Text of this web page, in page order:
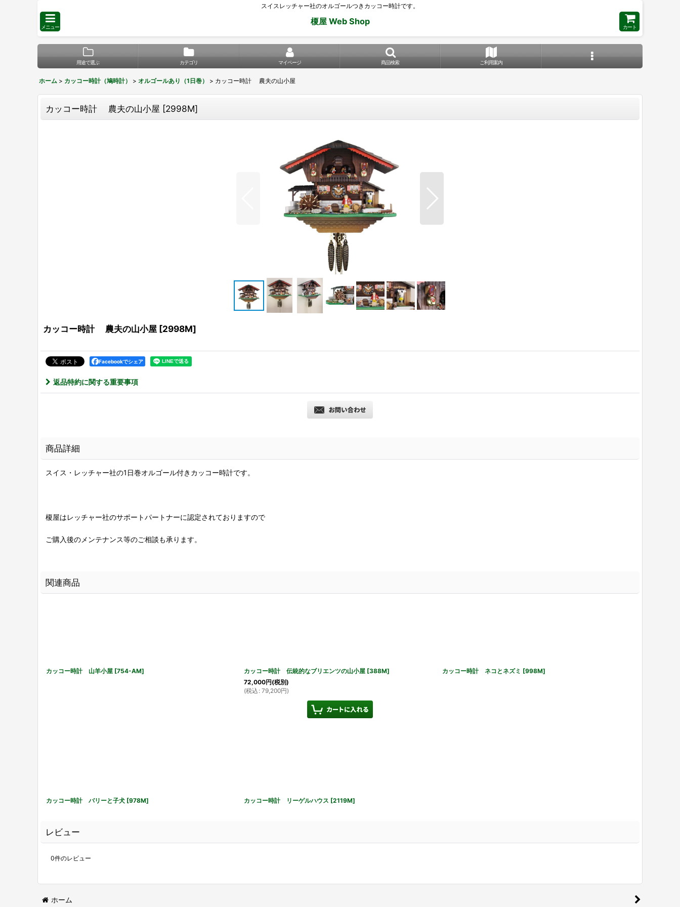
スイスレッチャー社のオルゴールつきカッコー時計です。
メニュー
榎屋 Web Shop
カート
用途で選ぶ カテゴリ マイページ 商品検索 ご利用案内
ホーム > カッコー時計（鳩時計） > オルゴールあり（1日巻） > カッコー時計 農夫の山小屋
カッコー時計 農夫の山小屋 [2998M]
カッコー時計 農夫の山小屋 [2998M]
Facebookでシェア
返品特約に関する重要事項
商品詳細
スイス・レッチャー社の1日巻オルゴール付きカッコー時計です。
榎屋はレッチャー社のサポートパートナーに認定されておりますので
ご購入後のメンテナンス等のご相談も承ります。
関連商品
カッコー時計 山羊小屋 [754-AM] カッコー時計 伝統的なブリエンツの山小屋 [388M]
72,000円(税別)
(税込 : 79,200円)
カッコー時計 ネコとネズミ [998M]
カッコー時計 バリーと子犬 [978M] カッコー時計 リーゲルハウス [2119M]
レビュー
0件のレビュー
ホーム